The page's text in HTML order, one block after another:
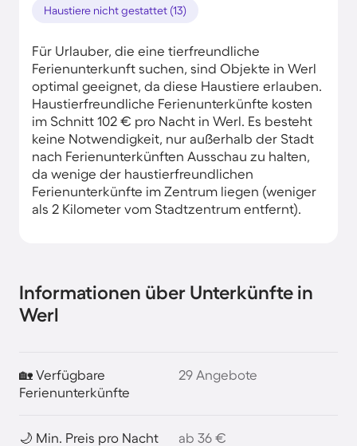
Haustiere nicht gestattet (13)
Für Urlauber, die eine tierfreundliche
Ferienunterkunft suchen, sind Objekte in Werl
optimal geeignet, da diese Haustiere erlauben.
Haustierfreundliche Ferienunterkünfte kosten
im Schnitt 102 € pro Nacht in Werl. Es besteht
keine Notwendigkeit, nur außerhalb der Stadt
nach Ferienunterkünften Ausschau zu halten,
da wenige der haustierfreundlichen
Ferienunterkünfte im Zentrum liegen (weniger
als 2 Kilometer vom Stadtzentrum entfernt).
Informationen über Unterkünfte in
Werl
🏡 Verfügbare
Ferienunterkünfte
29 Angebote
🌙 Min. Preis pro Nacht ab 36 €